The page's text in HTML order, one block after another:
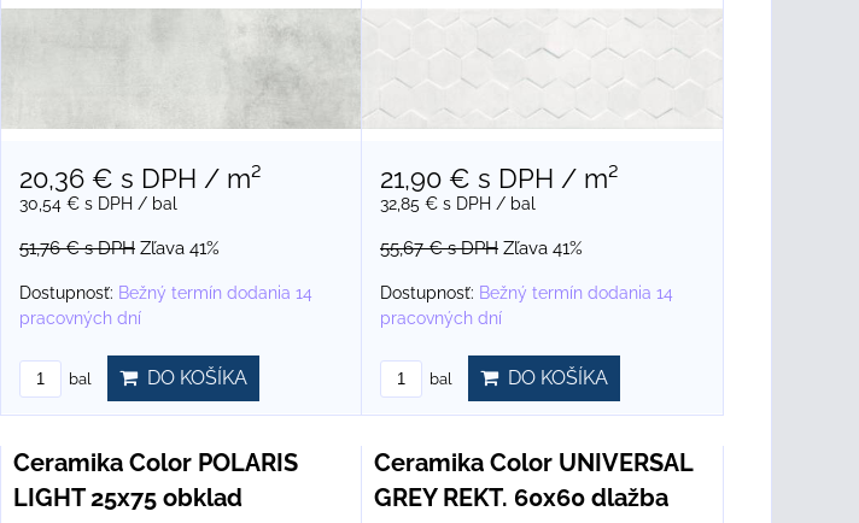
20,36 € s DPH / m²
30,54 € s DPH / bal
51,76 €s DPH Zľava 41%
Dostupnosť: Bežný termín dodania 14
pracovných dní
bal DO KOŠÍKA
21,90 € s DPH / m²
32,85 €s DPH / bal
55,67 €s DPH Zľava 41%
Dostupnosť: Bežný termín dodania 14
pracovných dní
bal DO KOŠÍKA
Ceramika Color POLARIS
LIGHT 25x75 obklad
Ceramika Color UNIVERSAL
GREY REKT. 60x60 dlažba